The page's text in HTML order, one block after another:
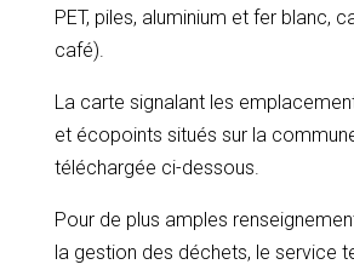
PET, piles, aluminium et fer blanc,
café).
La carte signalant les
et écopoints situés sur la
téléchargée ci-dessous.
Pour de plus amples
la gestion des déchets, le service